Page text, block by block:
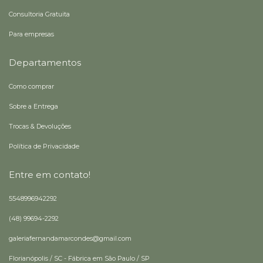
Consultoria Gratuita
Para empresas
Departamentos
Como comprar
Sobre a Entrega
Trocas & Devoluções
Política de Privacidade
Entre em contato!
5548996942292
(48) 99694-2292
galeriafernandamarcondes@gmail.com
Florianópolis / SC - Fábrica em São Paulo / SP